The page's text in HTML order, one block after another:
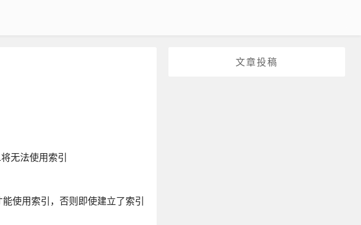
文章投稿
无法使用索引
使用索引，否则即使建立了索引